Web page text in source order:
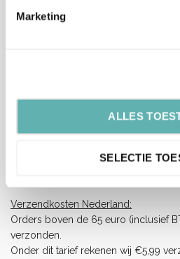
Marketing
ALLES
SELECTIE
Verzenden en levertijd:
Hierdoor kan je bestelling langer
Wij hebben helaas geen invloed op
Verzendkosten Nederland:
Orders boven de 65 euro (inclusief
verzonden.
Onder dit tarief rekenen wij €5,99